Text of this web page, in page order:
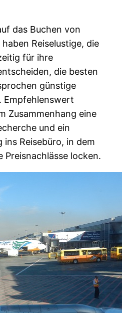
das Buchen von
Reiselustige, die
für ihre
die besten
günstige
Empfehlenswert
Zusammenhang eine
und ein
ins Reisebüro, in dem
locken.